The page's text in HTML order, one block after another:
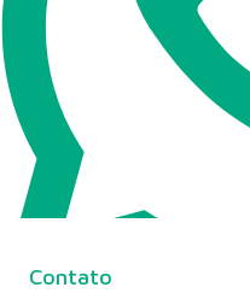
Contato